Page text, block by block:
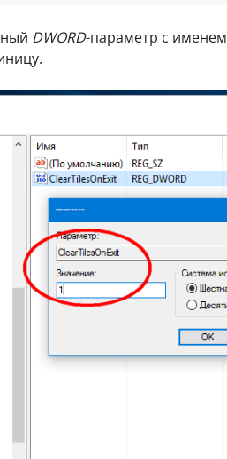
DWORD-параметр с именем